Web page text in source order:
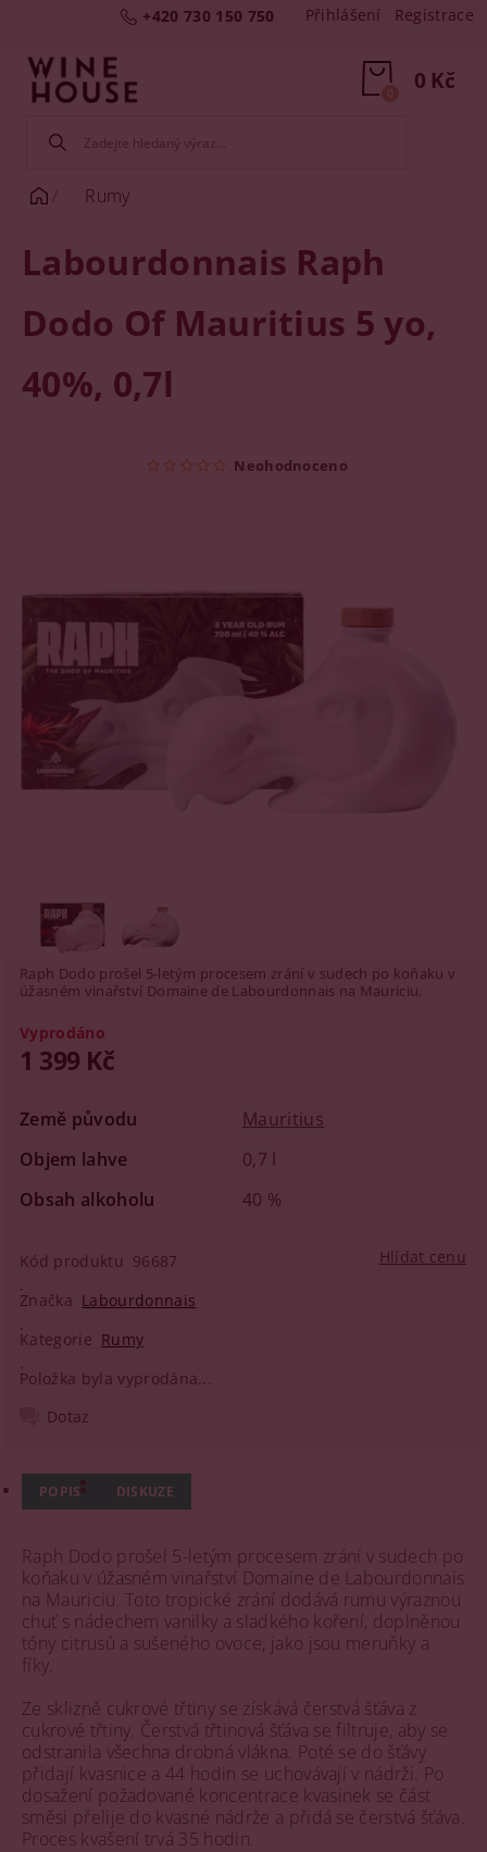
+420 730 150 750 Přihlášení Registrace
0 Kč
0
Rumy
Labourdonnais Raph
Dodo Of Mauritius 5 yo,
40%, 0,7l
Neohodnoceno
Raph Dodo prošel 5-letým procesem zrání v sudech po koňaku v
úžasném vinařství Domaine de Labourdonnais na Mauriciu.
Vyprodáno
1 399 Kč
Země původu
Mauritius
Objem lahve
0,7 l
Obsah alkoholu
40 %
Kód produktu 96687
Značka Labourdonnais
Kategorie Rumy
Položka byla vyprodána...
Hlídat cenu
Dotaz
POPIS DISKUZE
Raph Dodo prošel 5-letým procesem zrání v sudech po
koňaku v úžasném vinařství Domaine de Labourdonnais
na Mauriciu. Toto tropické zrání dodává rumu výraznou
chuť s nádechem vanilky a sladkého koření, doplněnou
tóny citrusů a sušeného ovoce, jako jsou meruňky a
fíky.
Ze sklizně cukrové třtiny se získává čerstvá šťáva z
cukrové třtiny. Čerstvá třtinová šťáva se filtruje, aby se
odstranila všechna drobná vlákna. Poté se do šťávy
přidají kvasnice a 44 hodin se uchovávají v nádrži. Po
dosažení požadované koncentrace kvasinek se část
směsi přelije do kvasné nádrže a přidá se čerstvá šťáva.
Proces kvašení trvá 35 hodin.